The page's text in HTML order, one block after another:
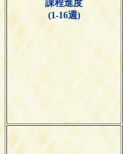
課程進度
(1-16週)